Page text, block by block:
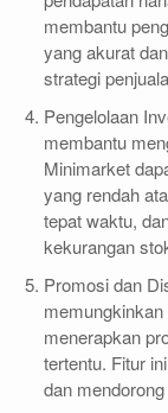
membantu
yang akurat
strategi
Pengelolaan
membantu
Minimarket
yang rendah
tepat waktu,
kekurangan
Promosi dan
menerapkan
tertentu. Fitur
dan